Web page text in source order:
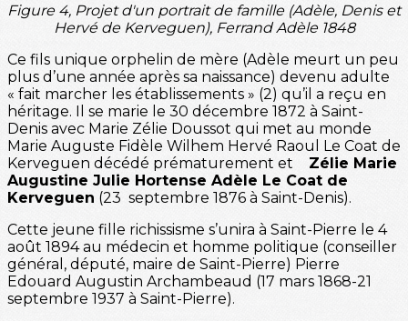
Figure 4, Projet d'un portrait de famille (Adèle, Denis et
Hervé de Kerveguen), Ferrand Adèle 1848
Ce fils unique orphelin de mère (Adèle meurt un peu
plus d’une année après sa naissance) devenu adulte
« fait marcher les établissements » (2) qu’il a reçu en
héritage. Il se marie le 30 décembre 1872 à Saint-
Denis avec Marie Zélie Doussot qui met au monde
Marie Auguste Fidèle Wilhem Hervé Raoul Le Coat de
Kerveguen décédé prématurement et
Zélie Marie
Augustine Julie Hortense Adèle Le Coat de
Kerveguen (23 septembre 1876 à Saint-Denis).
Cette jeune fille richissisme s’unira à Saint-Pierre le 4
août 1894 au médecin et homme politique (conseiller
général, député, maire de Saint-Pierre) Pierre
Edouard Augustin Archambeaud (17 mars 1868-21
septembre 1937 à Saint-Pierre).